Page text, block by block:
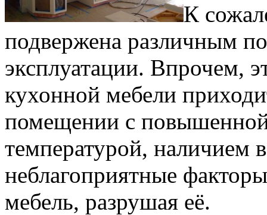
К
подвержена различным
эксплуатации. Впрочем,
кухонной мебели
помещении с
температурой, наличием
неблагоприятные
мебель, разрушая её.